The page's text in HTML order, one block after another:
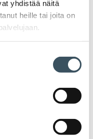
yhdistää näitä
heille tai joita on
digitalisaatio